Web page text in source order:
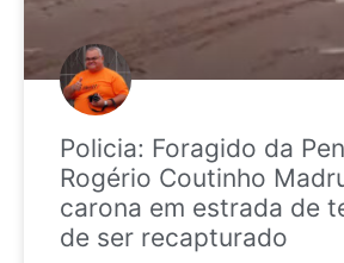
Policia: Foragido da
Rogério Coutinho
carona em estrada de
de ser recapturado